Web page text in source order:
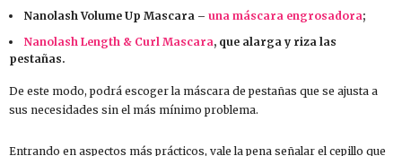
Nanolash Volume Up Mascara – una máscara engrosadora;
Nanolash Length & Curl Mascara, que alarga y riza las
pestañas.
De este modo, podrá escoger la máscara de pestañas que se ajusta a
sus necesidades sin el más mínimo problema.
Entrando en aspectos más prácticos, vale la pena señalar el cepillo que